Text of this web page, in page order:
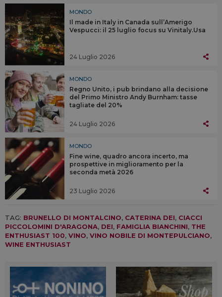
MONDO
Il made in Italy in Canada sull’Amerigo
Vespucci: il 25 luglio focus su Vinitaly.Usa
24 Luglio 2026
MONDO
Regno Unito, i pub brindano alla decisione
del Primo Ministro Andy Burnham: tasse
tagliate del 20%
24 Luglio 2026
MONDO
Fine wine, quadro ancora incerto, ma
prospettive in miglioramento per la
seconda metà 2026
23 Luglio 2026
TAG: BRUNELLO DI MONTALCINO, CATERINA DEI, CIACCI
PICCOLOMINI D'ARAGONA, DEI, FAMIGLIA BIANCHINI, THE
ENTHUSIAST 100, VINO, VINO NOBILE DI MONTEPULCIANO,
WINE ENTHUSIAST